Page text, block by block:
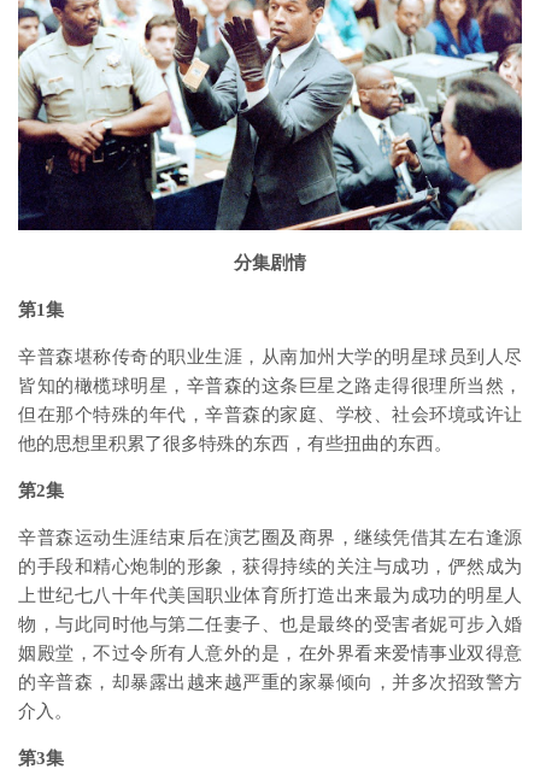
分集剧情
第1集
辛普森堪称传奇的职业生涯，从南加州大学的明星球员到人尽
皆知的橄榄球明星，辛普森的这条巨星之路走得很理所当然，
但在那个特殊的年代，辛普森的家庭、学校、社会环境或许让
他的思想里积累了很多特殊的东西，有些扭曲的东西。
第2集
辛普森运动生涯结束后在演艺圈及商界，继续凭借其左右逢源
的手段和精心炮制的形象，获得持续的关注与成功，俨然成为
上世纪七八十年代美国职业体育所打造出来最为成功的明星人
物，与此同时他与第二任妻子、也是最终的受害者妮可步入婚
姻殿堂，不过令所有人意外的是，在外界看来爱情事业双得意
的辛普森，却暴露出越来越严重的家暴倾向，并多次招致警方
介入。
第3集